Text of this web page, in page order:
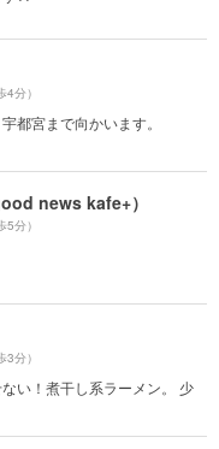
4分）
都宮まで向かいます。
news kafe+）
5分）
3分）
い！煮干し系ラーメン。 少